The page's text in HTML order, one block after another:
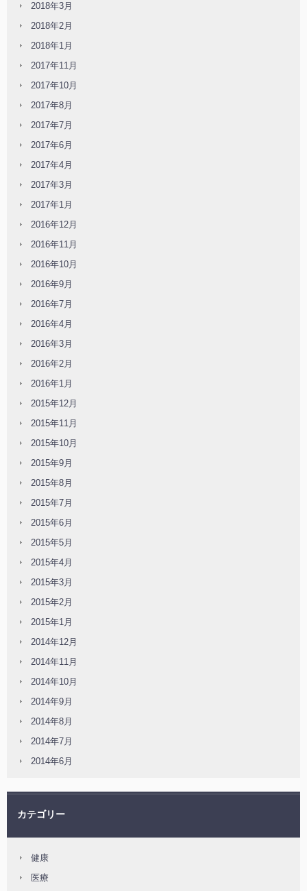
2018年3月
2018年2月
2018年1月
2017年11月
2017年10月
2017年8月
2017年7月
2017年6月
2017年4月
2017年3月
2017年1月
2016年12月
2016年11月
2016年10月
2016年9月
2016年7月
2016年4月
2016年3月
2016年2月
2016年1月
2015年12月
2015年11月
2015年10月
2015年9月
2015年8月
2015年7月
2015年6月
2015年5月
2015年4月
2015年3月
2015年2月
2015年1月
2014年12月
2014年11月
2014年10月
2014年9月
2014年8月
2014年7月
2014年6月
カテゴリー
健康
医療